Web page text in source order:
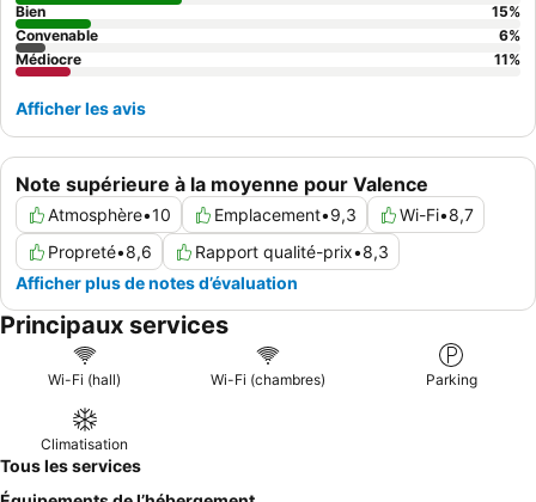
Note supérieure à la moyenne pour Valence
Atmosphère•10 Emplacement•9,3 Wi-Fi•8,7
Propreté•8,6 Rapport qualité-prix•8,3
Afficher plus de notes d’évaluation
Bien
15%
Convenable
6%
Médiocre
11%
Afficher les avis
Principaux services
Wi-Fi (hall) Wi-Fi (chambres) Parking
Climatisation
Tous les services